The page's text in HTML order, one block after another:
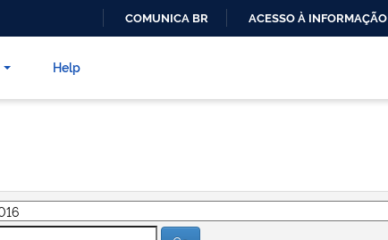
CONTEÚDO
COMUNICA BR ACESSO À INFORMAÇÃO
Help